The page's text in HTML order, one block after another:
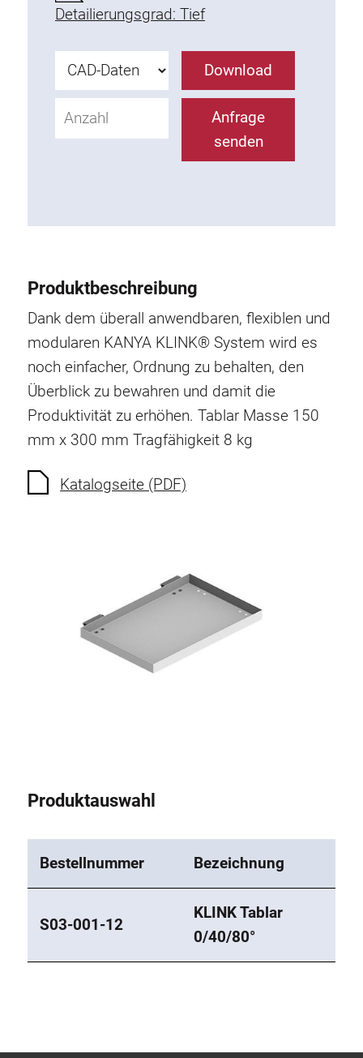
Druckluft
Lochwand und Zubehör
Behälter
Detailierungsgrad: Tief
Download
Anfrage
senden
Produktbeschreibung
Dank dem überall anwendbaren, flexiblen und
modularen KANYA KLINK® System wird es
noch einfacher, Ordnung zu behalten, den
Überblick zu bewahren und damit die
Produktivität zu erhöhen. Tablar Masse 150
mm x 300 mm Tragfähigkeit 8 kg
Katalogseite (PDF)
Produktauswahl
Bestellnummer Bezeichnung
S03-001-12
KLINK Tablar
0/40/80°